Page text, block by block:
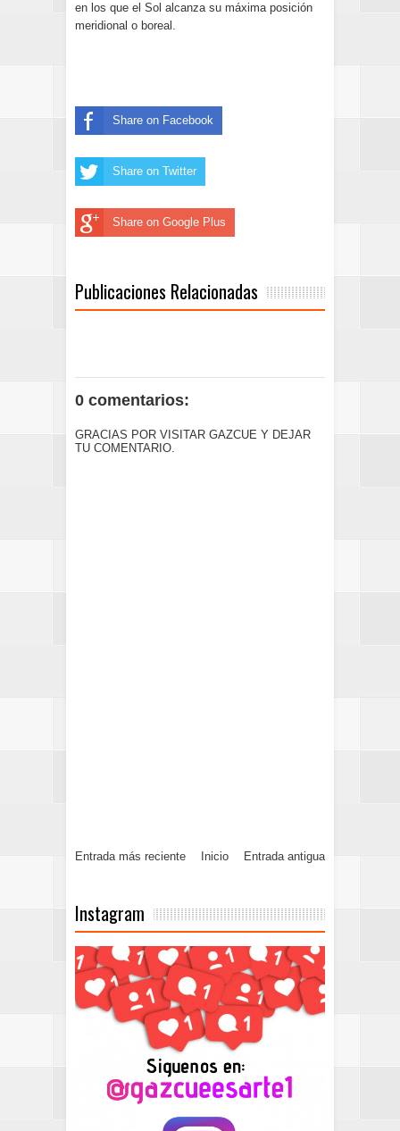
en los que el Sol alcanza su máxima posición
meridional o boreal.
Share on Facebook
Share on Twitter
Share on Google Plus
Publicaciones Relacionadas
0 comentarios:
GRACIAS POR VISITAR GAZCUE Y DEJAR
TU COMENTARIO.
Entrada más reciente Entrada antigua
Inicio
Instagram